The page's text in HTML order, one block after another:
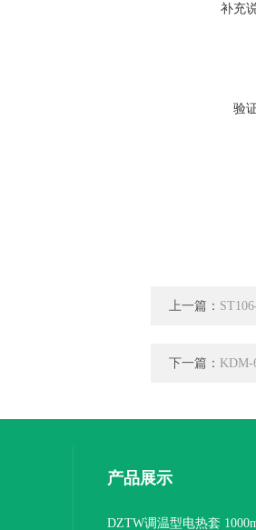
补充
验
上一篇：
下一篇： KDM-
产品展示
DZTW调温型电热套